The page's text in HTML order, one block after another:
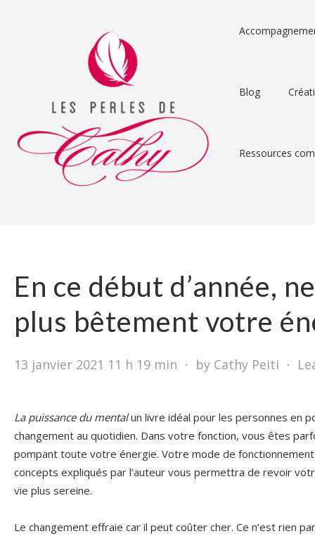
Blog
Ressources
En ce début d’année,
plus bêtement votre
13 janvier 2021 11 h 19 min ⋅ by Cathy Peiti ⋅
La puissance du mentalun livre idéal pour les personnes en
changement au quotidien. Dans votre fonction, vous êtes
pompant toute votre énergie. Votre mode de
concepts expliqués par l’auteur vous permettra de revoir
vie plus sereine.
Le changement effraie car il peut coûter cher. Ce n’est rien